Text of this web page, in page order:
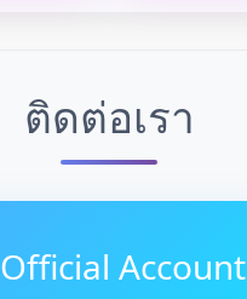
ติดต่อเรา
Account